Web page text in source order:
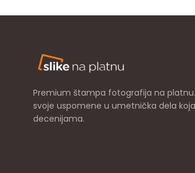
Premium štampa fotografija na
svoje uspomene u umetnička dela
decenijama.